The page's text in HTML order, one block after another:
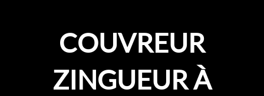
COUVREUR
ZINGUEUR À